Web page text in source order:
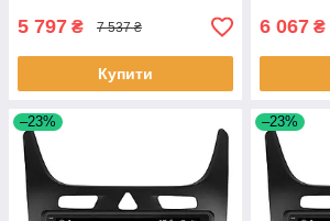
5 797 ₴ 7 537 ₴
Купити
6 067 ₴
–23% –23%